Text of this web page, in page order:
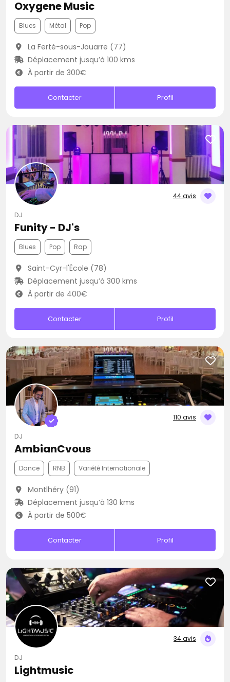
Oxygene Music
Blues Métal Pop
La Ferté-sous-Jouarre (77)
Déplacement jusqu’à 100 kms
À partir de 300€
Contacter Profil
44 avis
DJ
Funity - DJ's
Blues Pop Rap
Saint-Cyr-l'École (78)
Déplacement jusqu’à 300 kms
À partir de 400€
Contacter Profil
110 avis
DJ
AmbianCvous
Dance RNB Variété Internationale
Montlhéry (91)
Déplacement jusqu’à 130 kms
À partir de 500€
Contacter Profil
34 avis
DJ
Lightmusic